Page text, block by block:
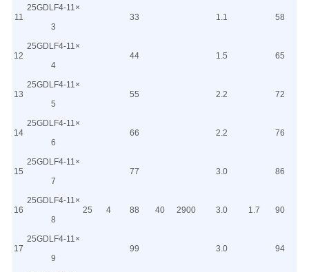
11
25GDLF4-11×
3
25 4
33
40 2900
1.1
1.7
58
12
25GDLF4-11×
4
44 1.5 65
13
25GDLF4-11×
5
55 2.2 72
14
25GDLF4-11×
6
66 2.2 76
15
25GDLF4-11×
7
77 3.0 86
16
25GDLF4-11×
8
88 3.0 90
17
25GDLF4-11×
9
99 3.0 94